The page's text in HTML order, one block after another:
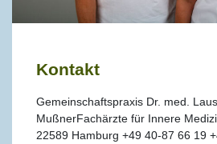
Kontakt
Gemeinschaftspraxis Dr. med.
MußnerFachärzte für Innere
22589 Hamburg +49 40-87 66 19